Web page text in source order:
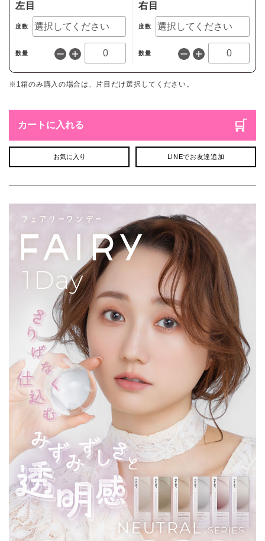
左目
度数
数量
右目
度数
数量
※1箱のみ購入の場合は、片目だけ選択してください。
カートに入れる
お気に入り LINEでお友達追加